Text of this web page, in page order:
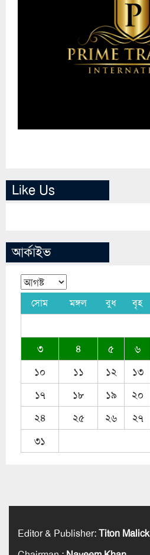
Like Us
আর্কাইভ
সোম মঙ্গল বুধ বৃহ
৩
৪ ৫ ৬
১০
১১ ১২ ১৩
১৭
১৮ ১৯ ২০
২৪
২৫ ২৬ ২৭
৩১
Editor & Publisher:Titon Malick